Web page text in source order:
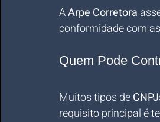
A Arpe Corretora
conformidade com
Quem Pode
Muitos tipos de
requisito principal é